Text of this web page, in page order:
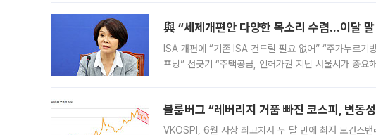
與 “세제개편안 다양한 목소리 수렴…이달
ISA 개편에 “기존 ISA 건드릴 필요 없어” “주가누르기
프닝” 선긋기 “주택공급, 인허가권 지닌 서울시가 중요
블룸버그 “레버리지 거품 빠진 코스피, 변동
VKOSPI, 6월 사상 최고치서 두 달 만에 최저 모건스탠